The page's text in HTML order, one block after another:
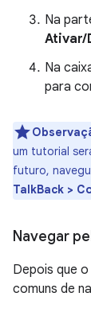
Na
Ativar/
Na
para
um tutorial
futuro,
TalkBack >
Navegar
Depois que
comuns de